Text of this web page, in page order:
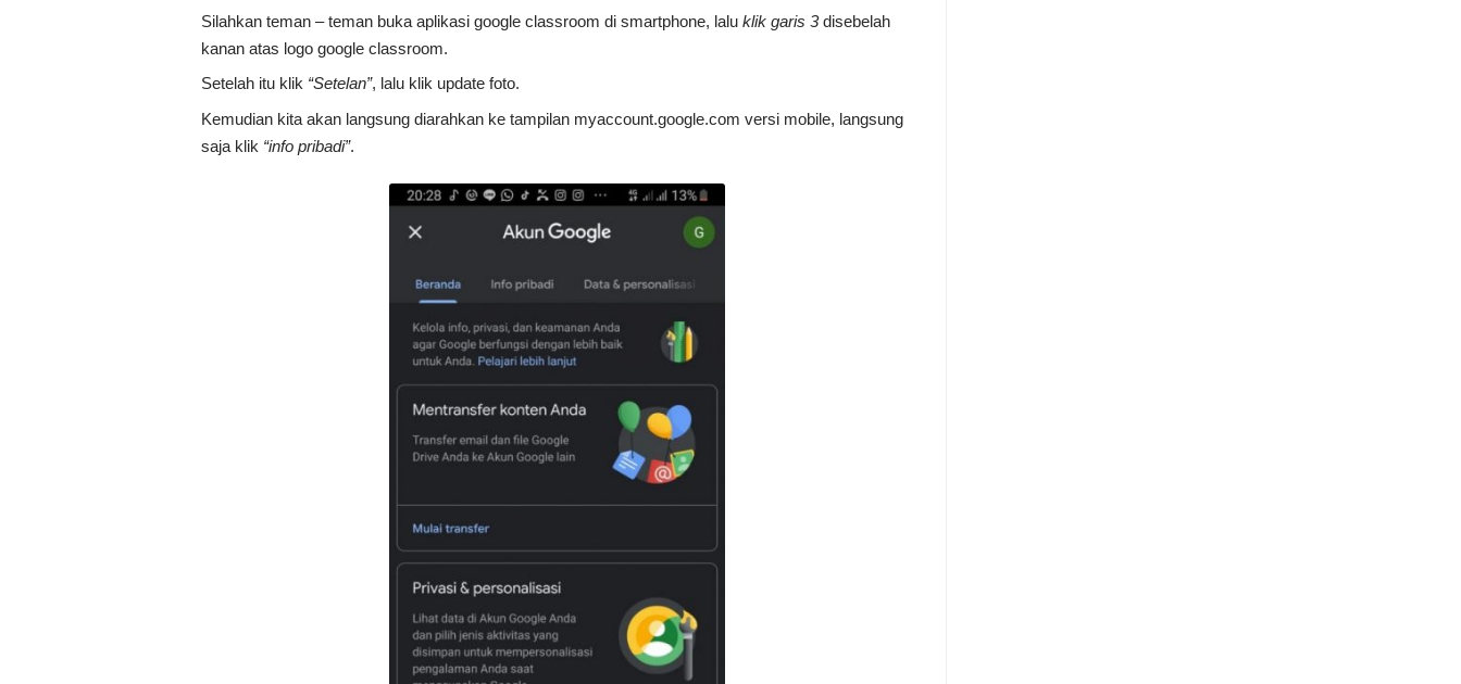
Silahkan teman – teman buka aplikasi google classroom di smartphone, lalu klik garis 3disebelah
kanan atas logo google classroom.
Setelah itu klik “Setelan”, lalu klik update foto.
Kemudian kita akan langsung diarahkan ke tampilan myaccount.google.com versi mobile, langsung
saja klik “info pribadi”.